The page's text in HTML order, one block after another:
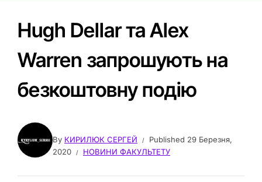
Hugh Dellar та Alex
Warren запрошують на
безкоштовну подію
By КИРИЛЮК СЕРГЕЙ Published 29 Березня,
2020
НОВИНИ ФАКУЛЬТЕТУ